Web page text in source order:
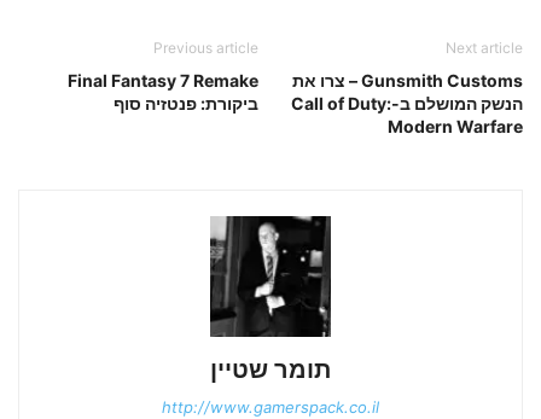
Previous article
Final Fantasy 7 Remake
ביקורת: פנטזיה סוף
Next article
Gunsmith Customs – צרו את
הנשק המושלם ב-Call of Duty:
Modern Warfare
תומר שטיין
http://www.gamerspack.co.il